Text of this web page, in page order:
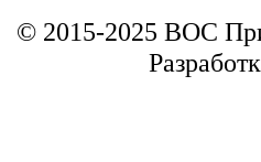
© 2015-2025 ВОС